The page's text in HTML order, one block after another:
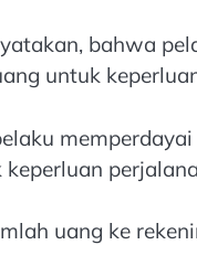
bahwa
untuk
uang ke